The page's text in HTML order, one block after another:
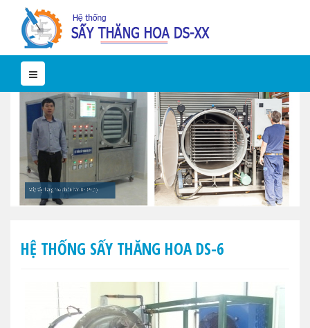
Máy sấy thăng hoa phiên bản DS-09 (1)
HỆ THỐNG SẤY THĂNG HOA DS-6